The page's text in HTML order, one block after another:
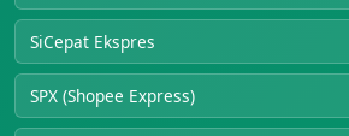
SiCepat Ekspres
SPX (Shopee Express)